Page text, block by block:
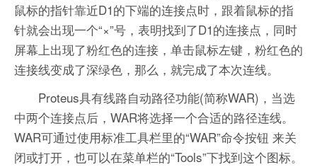
鼠标的指针靠近D1的下端的连接点时，跟着鼠标的指
针就会出现一个“×”号，表明找到了D1的连接点，同时
屏幕上出现了粉红色的连接，单击鼠标左键，粉红色的
连接线变成了深绿色，那么，就完成了本次连线。
Proteus具有线路自动路径功能(简称WAR)，当选
中两个连接点后，WAR将选择一个合适的路径连线。
WAR可通过使用标准工具栏里的“WAR”命令按钮 来关
闭或打开，也可以在菜单栏的“Tools”下找到这个图标。